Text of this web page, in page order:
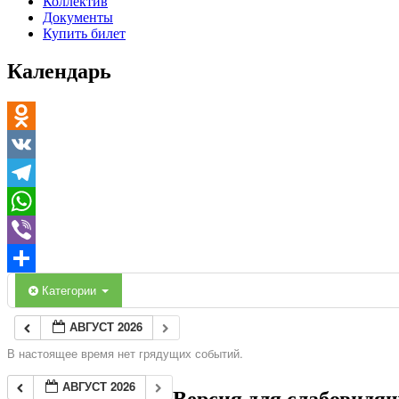
Документы
Купить билет
Календарь
Odnoklassniki
VK
Telegram
WhatsApp
Viber
Отправить
Категории
АВГУСТ 2026
В настоящее время нет грядущих событий.
АВГУСТ 2026